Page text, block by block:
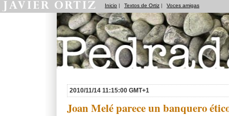
Inicio | Textos de Ortiz | Voces amigas
2010/11/14 11:15:00 GMT+1
Joan Melé parece un banquero